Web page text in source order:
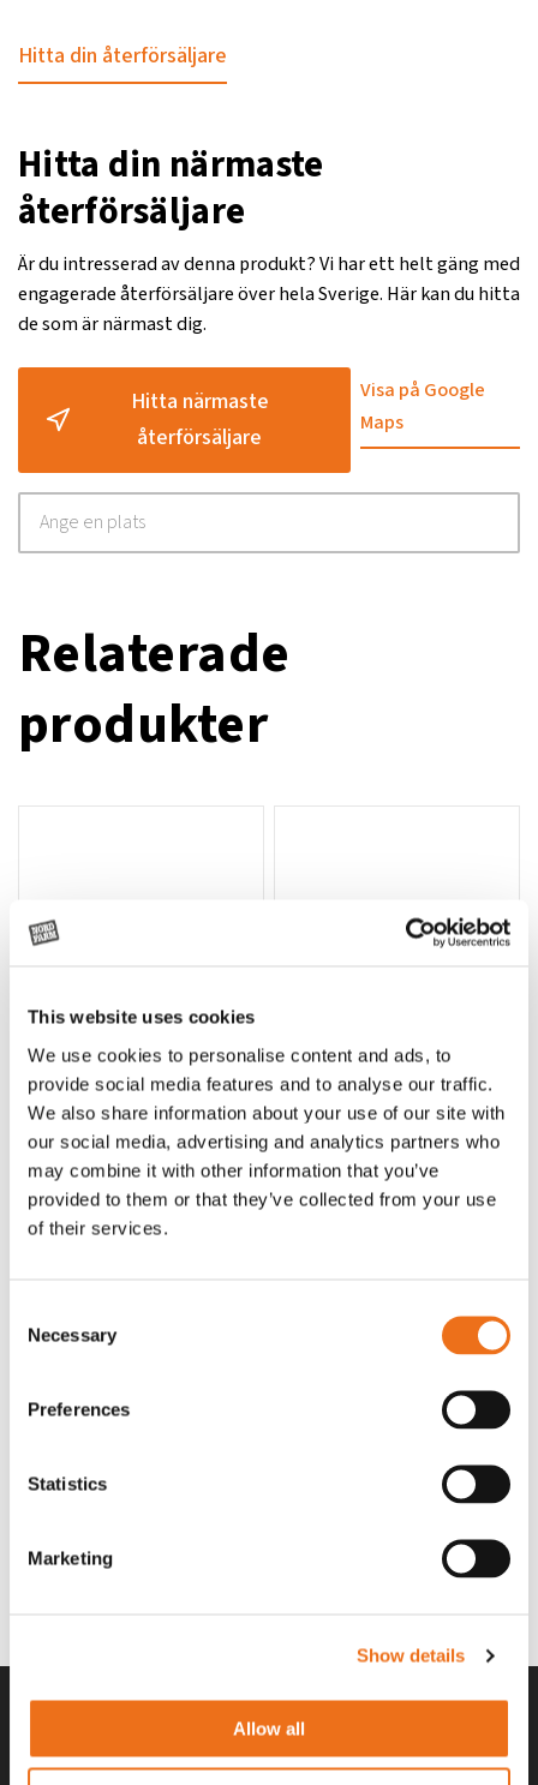
This website uses cookies
We use cookies to personalise content and ads, to
provide social media features and to analyse our traffic.
We also share information about your use of our site with
our social media, advertising and analytics partners who
may combine it with other information that you’ve
provided to them or that they’ve collected from your use
of their services.
Selection
Necessary
Preferences
Statistics
Marketing
Show details
Allow all
Hitta din återförsäljare
Hitta din närmaste
återförsäljare
Är du intresserad av denna produkt? Vi har ett helt gäng med
engagerade återförsäljare över hela Sverige. Här kan du hitta
de som är närmast dig.
Hitta närmaste
återförsäljare
Visa på Google
Maps
Relaterade
produkter
Lägg till i varukorg
Rotor, komplett med slagor
35 730kr (ex. moms)
Grön truckknapp
530kr (ex. moms)
Lägg till i varukorg
Rotor teeth 8t/6k 0Gr/8 R6/14